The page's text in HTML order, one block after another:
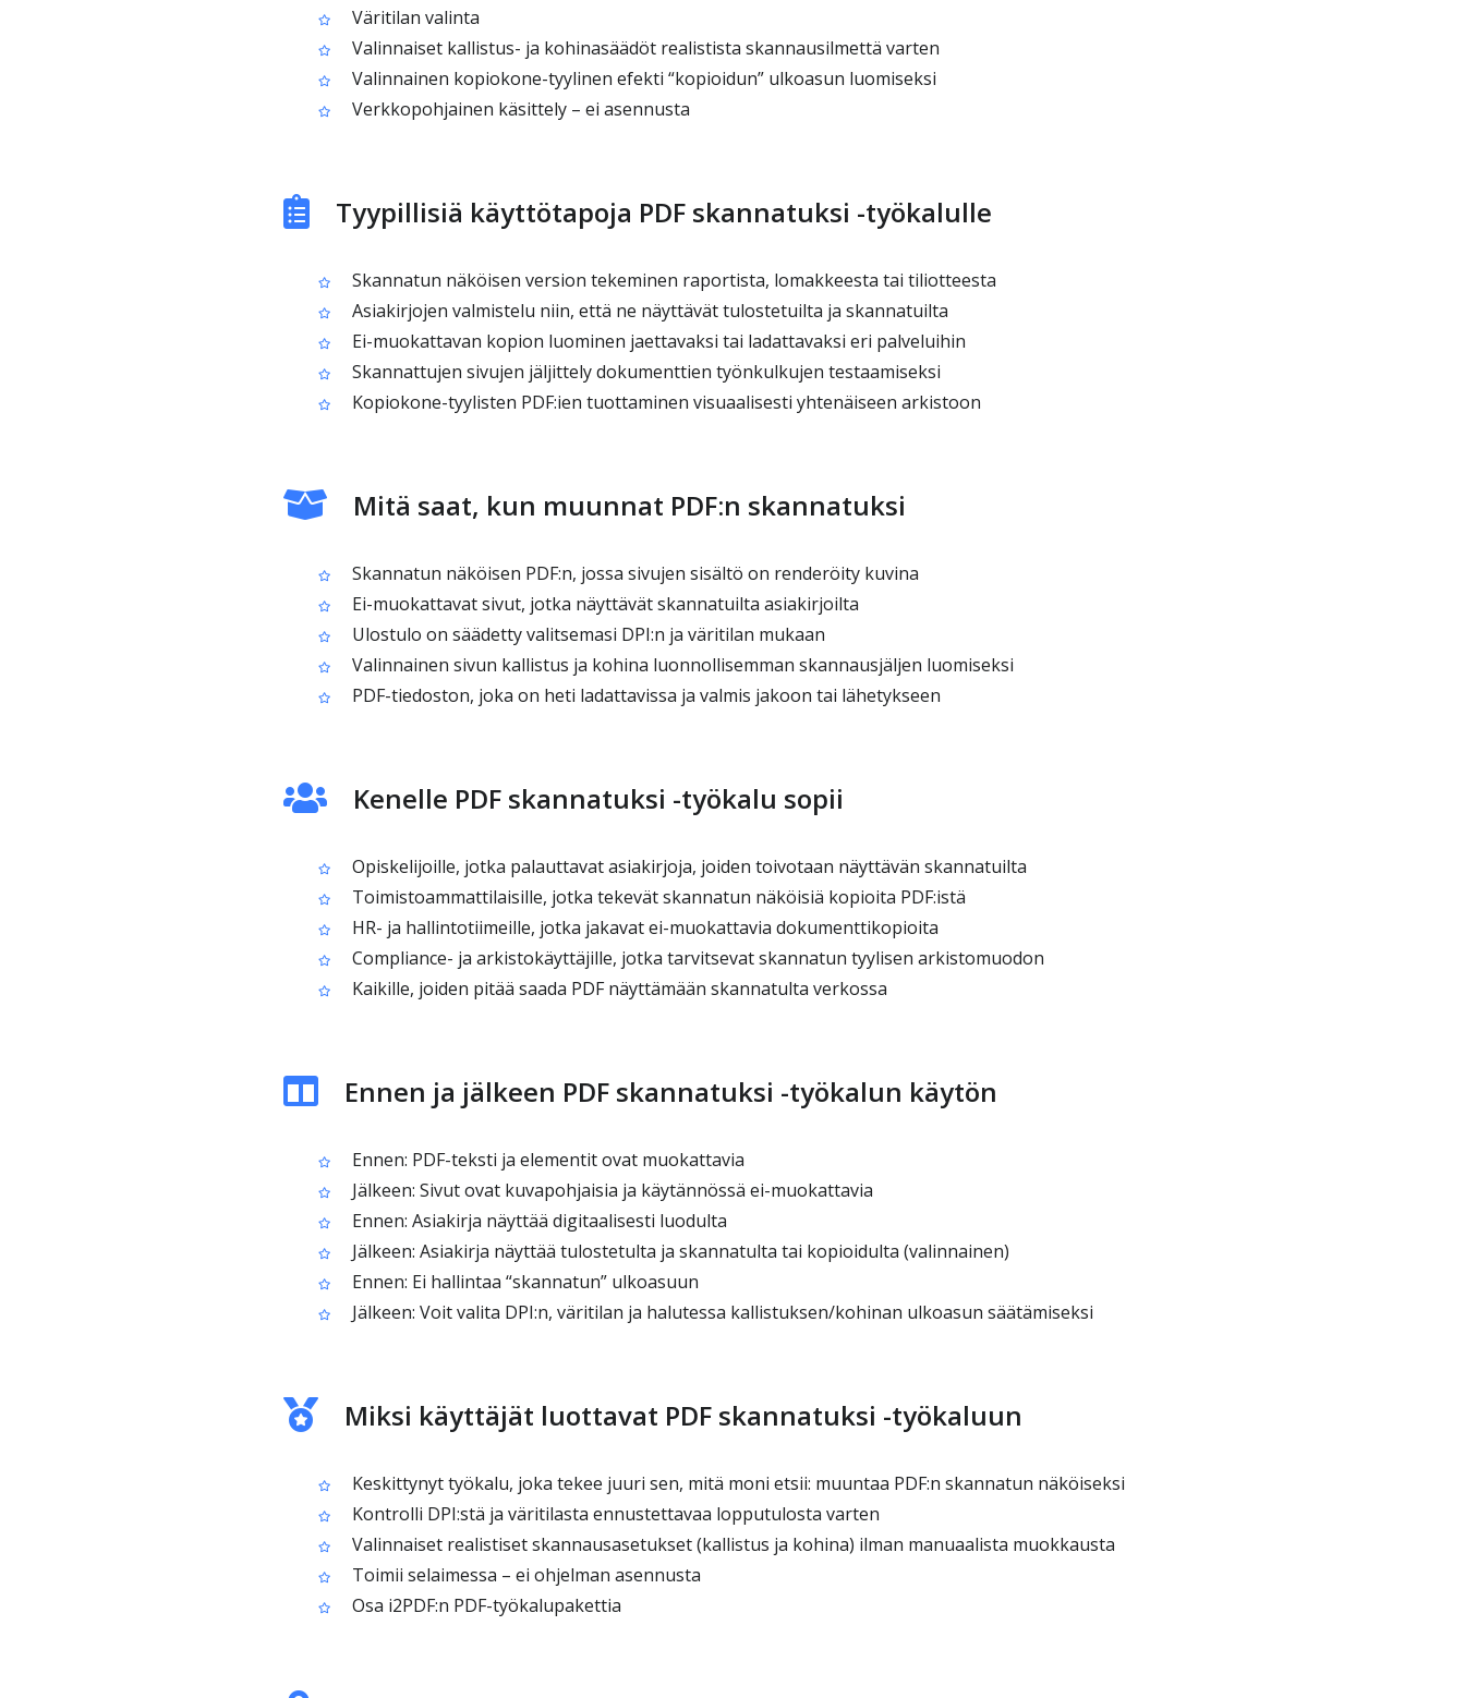
Väritilan valinta
Valinnaiset kallistus- ja kohinasäädöt realistista skannausilmettä varten
Valinnainen kopiokone-tyylinen efekti “kopioidun” ulkoasun luomiseksi
Verkkopohjainen käsittely – ei asennusta
Tyypillisiä käyttötapoja PDF skannatuksi -työkalulle
Skannatun näköisen version tekeminen raportista, lomakkeesta tai tiliotteesta
Asiakirjojen valmistelu niin, että ne näyttävät tulostetuilta ja skannatuilta
Ei-muokattavan kopion luominen jaettavaksi tai ladattavaksi eri palveluihin
Skannattujen sivujen jäljittely dokumenttien työnkulkujen testaamiseksi
Kopiokone-tyylisten PDF:ien tuottaminen visuaalisesti yhtenäiseen arkistoon
Mitä saat, kun muunnat PDF:n skannatuksi
Skannatun näköisen PDF:n, jossa sivujen sisältö on renderöity kuvina
Ei-muokattavat sivut, jotka näyttävät skannatuilta asiakirjoilta
Ulostulo on säädetty valitsemasi DPI:n ja väritilan mukaan
Valinnainen sivun kallistus ja kohina luonnollisemman skannausjäljen luomiseksi
PDF-tiedoston, joka on heti ladattavissa ja valmis jakoon tai lähetykseen
Kenelle PDF skannatuksi -työkalu sopii
Opiskelijoille, jotka palauttavat asiakirjoja, joiden toivotaan näyttävän skannatuilta
Toimistoammattilaisille, jotka tekevät skannatun näköisiä kopioita PDF:istä
HR- ja hallintotiimeille, jotka jakavat ei-muokattavia dokumenttikopioita
Compliance- ja arkistokäyttäjille, jotka tarvitsevat skannatun tyylisen arkistomuodon
Kaikille, joiden pitää saada PDF näyttämään skannatulta verkossa
Ennen ja jälkeen PDF skannatuksi -työkalun käytön
Ennen: PDF-teksti ja elementit ovat muokattavia
Jälkeen: Sivut ovat kuvapohjaisia ja käytännössä ei-muokattavia
Ennen: Asiakirja näyttää digitaalisesti luodulta
Jälkeen: Asiakirja näyttää tulostetulta ja skannatulta tai kopioidulta (valinnainen)
Ennen: Ei hallintaa “skannatun” ulkoasuun
Jälkeen: Voit valita DPI:n, väritilan ja halutessa kallistuksen/kohinan ulkoasun säätämiseksi
Miksi käyttäjät luottavat PDF skannatuksi -työkaluun
Keskittynyt työkalu, joka tekee juuri sen, mitä moni etsii: muuntaa PDF:n skannatun näköiseksi
Kontrolli DPI:stä ja väritilasta ennustettavaa lopputulosta varten
Valinnaiset realistiset skannausasetukset (kallistus ja kohina) ilman manuaalista muokkausta
Toimii selaimessa – ei ohjelman asennusta
Osa i2PDF:n PDF-työkalupakettia